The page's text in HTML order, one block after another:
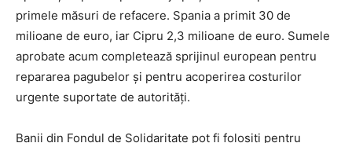
primele măsuri de refacere. Spania a primit 30 de
milioane de euro, iar Cipru 2,3 milioane de euro. Sumele
aprobate acum completează sprijinul european pentru
repararea pagubelor și pentru acoperirea costurilor
urgente suportate de autorități.
Banii din Fondul de Solidaritate pot fi folosiți pentru